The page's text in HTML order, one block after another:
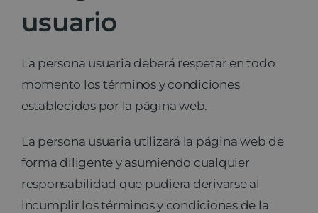
usuario
La persona usuaria deberá respetar en todo
momento los términos y condiciones
establecidos por la página web.
La persona usuaria utilizará la página web de
forma diligente y asumiendo cualquier
responsabilidad que pudiera derivarse al
incumplir los términos y condiciones de la